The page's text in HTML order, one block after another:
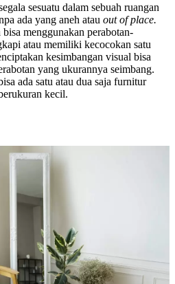
sesuatu dalam sebuah ruangan
ada yang aneh atau out of place.
menggunakan perabotan-
atau memiliki kecocokan satu
kesimbangan visual bisa
yang ukurannya seimbang.
ada satu atau dua saja furnitur
kecil.